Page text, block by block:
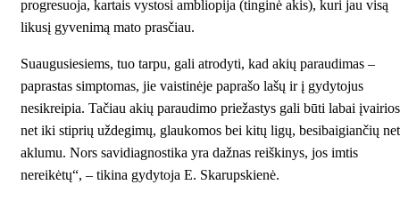
progresuoja, kartais vystosi ambliopija (tinginė akis), kuri jau visą
likusį gyvenimą mato prasčiau.
Suaugusiesiems, tuo tarpu, gali atrodyti, kad akių paraudimas –
paprastas simptomas, jie vaistinėje paprašo lašų ir į gydytojus
nesikreipia. Tačiau akių paraudimo priežastys gali būti labai
net iki stiprių uždegimų, glaukomos bei kitų ligų, besibaigiančių net
aklumu. Nors savidiagnostika yra dažnas reiškinys, jos imtis
nereikėtų“, – tikina gydytoja E. Skarupskienė.